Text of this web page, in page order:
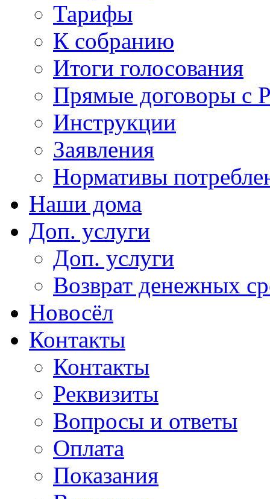
Тарифы
К собранию
Итоги голосования
Прямые договоры с
Инструкции
Заявления
Нормативы
Наши дома
Доп. услуги
Доп. услуги
Возврат денежных
Новосёл
Контакты
Контакты
Реквизиты
Вопросы и ответы
Оплата
Показания